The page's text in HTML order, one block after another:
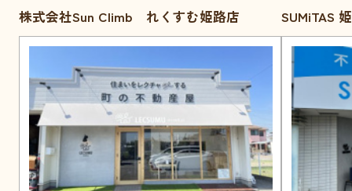
株式会社Sun Climb れくすむ姫路店
SUMiTAS